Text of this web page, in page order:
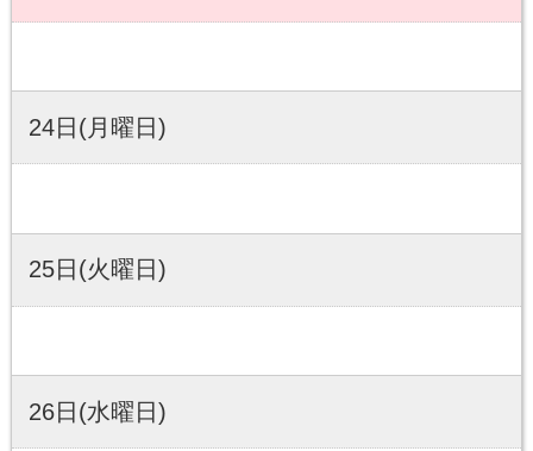
24日(月曜日)
25日(火曜日)
26日(水曜日)